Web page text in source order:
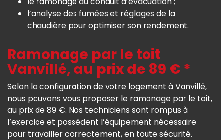
l’analyse des fumées et réglages de la
chaudière pour optimiser son rendement.
Ramonage par le toit
Vanvillé, au prix de 89 € *
Selon la configuration de votre logement à Vanvillé,
nous pouvons vous proposer le ramonage par le toit,
au prix de 89 €. Nos techniciens sont rompus à
l’exercice et possèdent l’équipement nécessaire
pour travailler correctement, en toute sécurité.